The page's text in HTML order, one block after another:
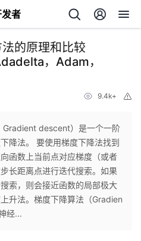
者
的原理和比较
，Adam，
9.4k+
Gradient descent）是一个一阶
降法。 要使用梯度下降法找到
函数上当前点对应梯度（或者
长距离点进行迭代搜索。如果
索，则会接近函数的局部极大
升法。梯度下降算法（Gradien
经...